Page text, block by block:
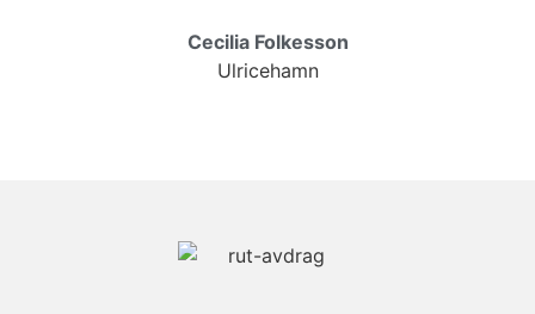
Cecilia Folkesson
Ulricehamn